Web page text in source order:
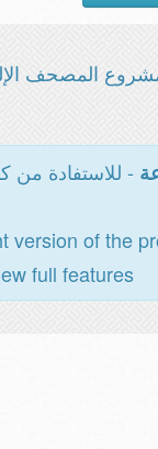
المصحف
- للاستفادة من
version of the
full features